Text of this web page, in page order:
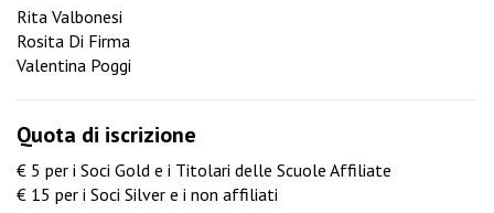
Rita Valbonesi
Rosita Di Firma
Valentina Poggi
Quota di iscrizione
€ 5 per i Soci Gold e i Titolari delle Scuole Affiliate
€ 15 per i Soci Silver e i non affiliati